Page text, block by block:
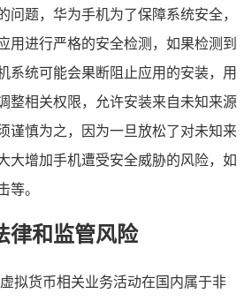
问题，华为手机为了保障系统安全，
用进行严格的安全检测，如果检测到
系统可能会果断阻止应用的安装，用
整相关权限，允许安装来自未知来源
谨慎为之，因为一旦放松了对未知来
大增加手机遭受安全威胁的风险，如
等。
律和监管风险
拟货币相关业务活动在国内属于非